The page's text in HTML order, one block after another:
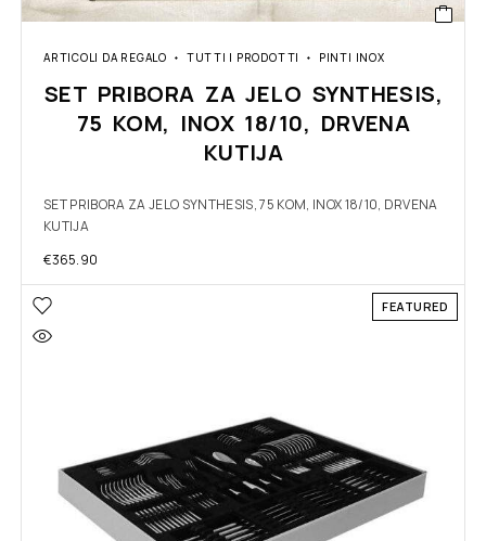
ARTICOLI DA REGALO TUTTI I PRODOTTI PINTI INOX
SET PRIBORA ZA JELO SYNTHESIS,
75 KOM, INOX 18/10, DRVENA
KUTIJA
SET PRIBORA ZA JELO SYNTHESIS, 75 KOM, INOX 18/10, DRVENA
KUTIJA
€365.90
FEATURED